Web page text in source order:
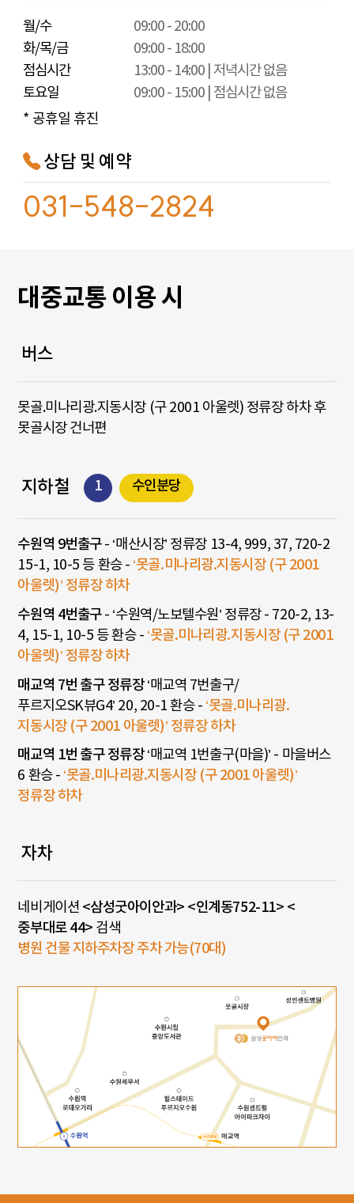
월/수
화/목/금
점심시간
토요일
09:00 - 20:00
09:00 - 18:00
13:00 - 14:00 | 저녁시간 없음
09:00 - 15:00 | 점심시간 없음
* 공휴일 휴진
상담 및 예약
031-548-2824
대중교통 이용 시
버스
못골.미나리광.지동시장 (구 2001 아울렛) 정류장 하차 후
못골시장 건너편
지하철 1 수인분당
수원역 9번출구- ‘매산시장’ 정류장 13-4, 999, 37, 720-2
15-1, 10-5 등 환승 - ‘못골.미나리광.지동시장 (구 2001
아울렛)’ 정류장 하차
수원역 4번출구- ‘수원역/노보텔수원’ 정류장 - 720-2, 13-
4, 15-1, 10-5 등 환승 - ‘못골.미나리광.지동시장 (구 2001
아울렛)’ 정류장 하차
매교역 7번 출구 정류장‘매교역 7번출구/
푸르지오SK뷰G4’ 20, 20-1 환승 - ‘못골.미나리광.
지동시장 (구 2001 아울렛)’ 정류장 하차
매교역 1번 출구 정류장‘매교역 1번출구(마을)’ - 마을버스
6 환승 - ‘못골.미나리광.지동시장 (구 2001 아울렛)’
정류장 하차
자차
네비게이션 <삼성굿아이안과> <인계동752-11> <
중부대로 44> 검색
병원 건물 지하주차장 주차 가능(70대)